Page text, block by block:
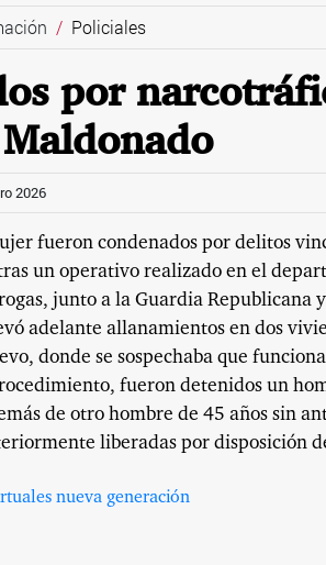
Policiales
por
2026
fueron condenados por delitos
un operativo realizado en el
junto a la Guardia Republicana
adelante allanamientos en dos
donde se sospechaba que
fueron detenidos un
de otro hombre de 45 años sin
liberadas por disposición